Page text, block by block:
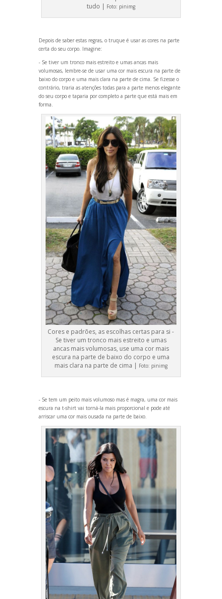
tudo | Foto: pinimg
Depois de saber estas regras, o truque é usar as cores na parte
certa do seu corpo. Imagine:
- Se tiver um tronco mais estreito e umas ancas mais
volumosas, lembre-se de usar uma cor mais escura na parte de
baixo do corpo e uma mais clara na parte de cima. Se fizesse o
contrário, traria as atenções todas para a parte menos elegante
do seu corpo e taparia por completo a parte que está mais em
forma.
Cores e padrões, as escolhas certas para si -
Se tiver um tronco mais estreito e umas
ancas mais volumosas, use uma cor mais
escura na parte de baixo do corpo e uma
mais clara na parte de cima | Foto: pinimg
- Se tem um peito mais volumoso mas é magra, uma cor mais
escura na t-shirt vai torná-la mais proporcional e pode até
arriscar uma cor mais ousada na parte de baixo.